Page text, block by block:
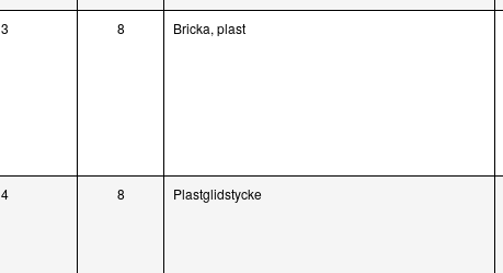
3 8 Bricka, plast
4 8 Plastglidstycke